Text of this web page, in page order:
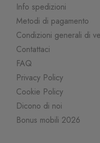
Info spedizioni
Metodi di pagamento
Condizioni generali di
Contattaci
FAQ
Privacy Policy
Cookie Policy
Dicono di noi
Bonus mobili 2026